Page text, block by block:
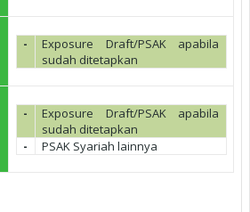
-
Exposure Draft/PSAK apabila
sudah ditetapkan
-
Exposure Draft/PSAK apabila
sudah ditetapkan
-
PSAK Syariah lainnya